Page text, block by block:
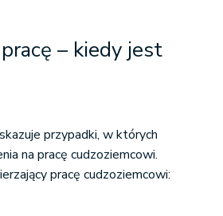
– kiedy jest
przypadki, w których
na pracę cudzoziemcowi.
pracę cudzoziemcowi: